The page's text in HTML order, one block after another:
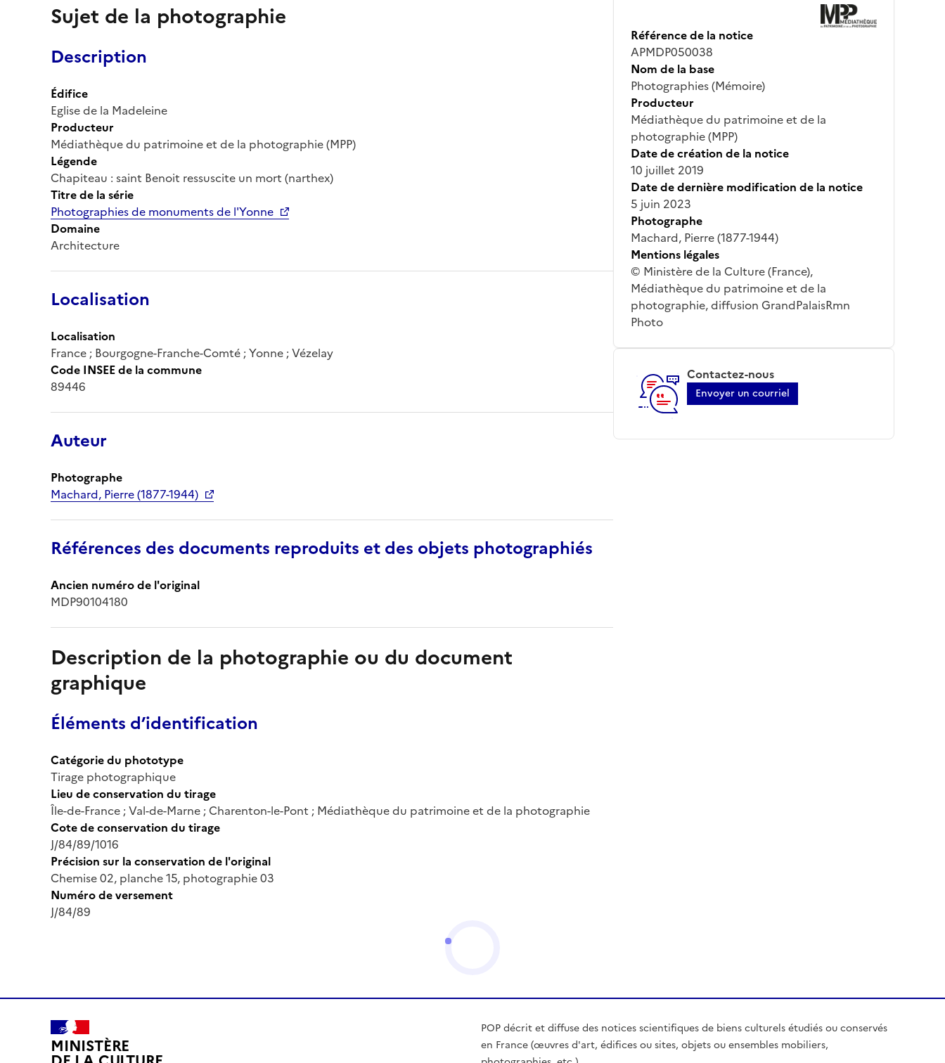
Sujet de la photographie
Description
Édifice
Eglise de la Madeleine
Producteur
Médiathèque du patrimoine et de la photographie (MPP)
Légende
Chapiteau : saint Benoit ressuscite un mort (narthex)
Titre de la série
Photographies de monuments de l'Yonne
Domaine
Architecture
Localisation
Localisation
France ; Bourgogne-Franche-Comté ; Yonne ; Vézelay
Code INSEE de la commune
89446
Auteur
Photographe
Machard, Pierre (1877-1944)
Références des documents reproduits et des objets photographiés
Ancien numéro de l'original
MDP90104180
Description de la photographie ou du document
graphique
Éléments d’identification
Catégorie du phototype
Tirage photographique
Lieu de conservation du tirage
Île-de-France ; Val-de-Marne ; Charenton-le-Pont ; Médiathèque du patrimoine et de la photographie
Cote de conservation du tirage
J/84/89/1016
Précision sur la conservation de l'original
Chemise 02, planche 15, photographie 03
Numéro de versement
J/84/89
Référence de la notice
APMDP050038
Nom de la base
Photographies (Mémoire)
Producteur
Médiathèque du patrimoine et de la
photographie (MPP)
Date de création de la notice
10 juillet 2019
Date de dernière modification de la notice
5 juin 2023
Photographe
Machard, Pierre (1877-1944)
Mentions légales
© Ministère de la Culture (France),
Médiathèque du patrimoine et de la
photographie, diffusion GrandPalaisRmn
Photo
Contactez-nous
Envoyer un courriel
MINISTÈRE
POP décrit et diffuse des notices scientifiques de biens culturels étudiés ou conservés
en France (œuvres d'art, édifices ou sites, objets ou ensembles mobiliers,